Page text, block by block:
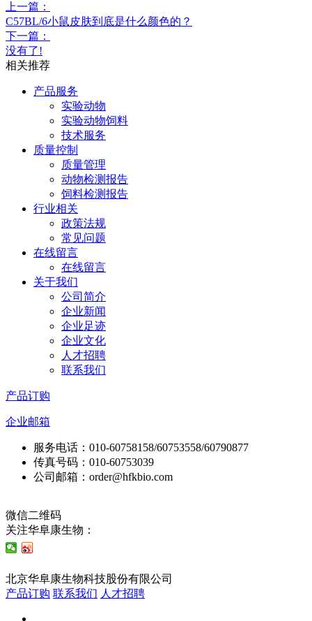
上一篇：
C57BL/6小鼠皮肤到底是什么颜色的？
下一篇：
没有了!
相关推荐
产品服务
实验动物
实验动物饲料
技术服务
质量控制
质量管理
动物检测报告
饲料检测报告
行业相关
政策法规
常见问题
在线留言
在线留言
关于我们
公司简介
企业新闻
企业足迹
企业文化
人才招聘
联系我们
产品订购
企业邮箱
服务电话：010-60758158/60753558/60790877
传真号码：010-60753039
公司邮箱：order@hfkbio.com
微信二维码
关注华阜康生物：
北京华阜康生物科技股份有限公司
产品订购 联系我们 人才招聘